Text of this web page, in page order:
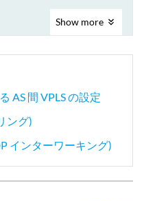
Show more
AS 間 VPLS の設定
ング)
インターワーキング)